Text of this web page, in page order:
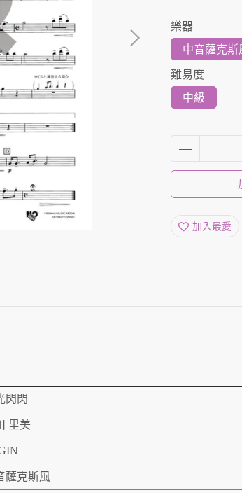
樂器
中音薩克斯
難易度
中級
加入最愛
閃閃
里美
薩克斯風